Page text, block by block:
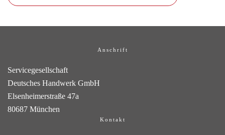
Anschrift
Servicegesellschaft
Deutsches Handwerk GmbH
Elsenheimerstraße 47a
80687 München
Kontakt